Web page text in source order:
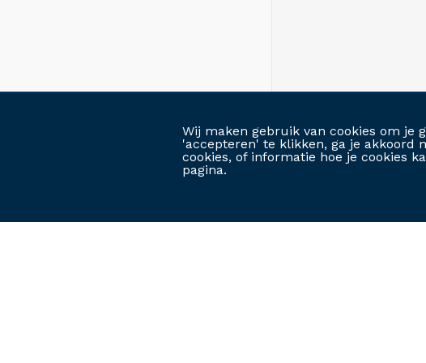
Wij maken gebruik van cookies om je
'accepteren' te klikken, ga je akkoord
cookies, of informatie hoe je cookies
pagina.